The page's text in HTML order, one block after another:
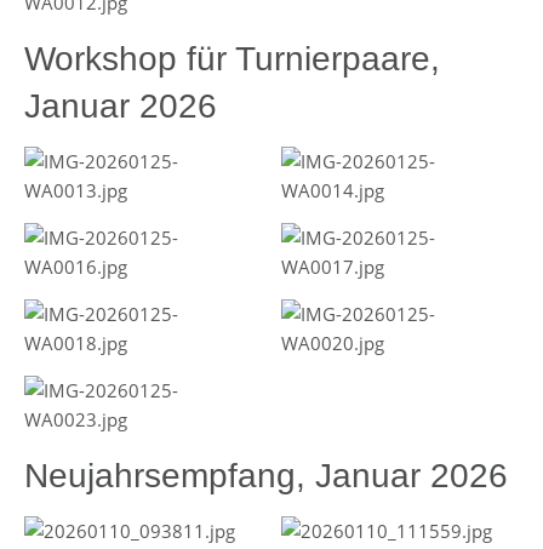
Workshop für Turnierpaare,
Januar 2026
Neujahrsempfang, Januar 2026